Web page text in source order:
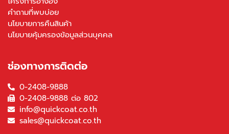
คำถามที่พบบ่อย
นโยบายการคืนสินค้า
นโยบายคุ้มครองข้อมูลส่วนบุคคล
ช่องทางการติดต่อ
0-2408-9888
0-2408-9888 ต่อ 802
info@quickcoat.co.th
sales@quickcoat.co.th